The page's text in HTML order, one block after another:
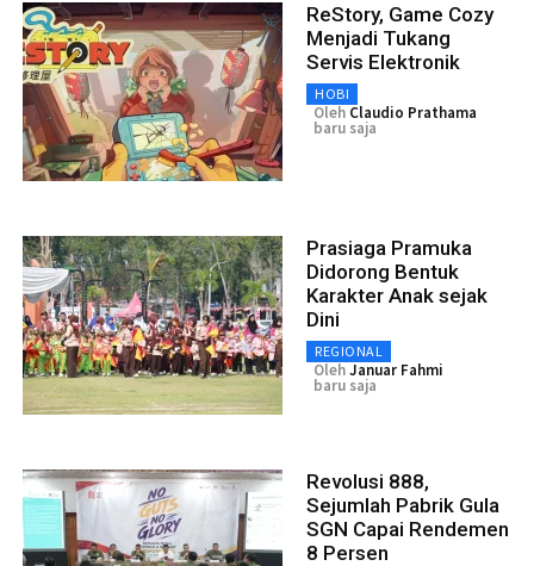
ReStory, Game Cozy
Menjadi Tukang
Servis Elektronik
HOBI
Oleh Claudio Prathama
baru saja
Prasiaga Pramuka
Didorong Bentuk
Karakter Anak sejak
Dini
REGIONAL
OlehJanuar Fahmi
baru saja
Revolusi 888,
Sejumlah Pabrik Gula
SGN Capai Rendemen
8 Persen